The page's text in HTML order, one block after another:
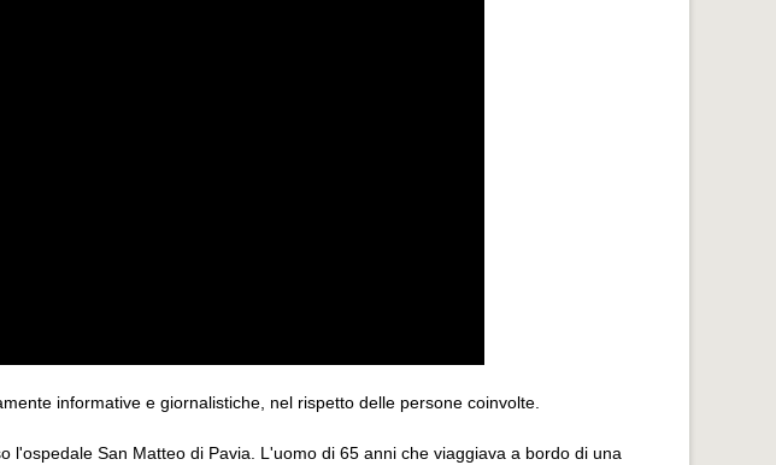
informative e giornalistiche, nel rispetto delle persone coinvolte.
l'ospedale San Matteo di Pavia. L'uomo di 65 anni che viaggiava a bordo di una